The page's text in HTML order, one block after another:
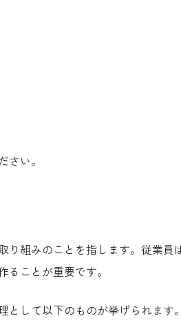
い。
組みのことを指します。 従業員
ことが重要です。
して以下のものが挙げられます。